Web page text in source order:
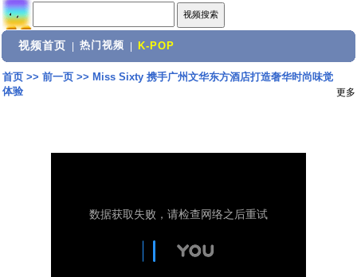
视频首页 热门视频 K-POP
首页>> 前一页>> Miss Sixty 携手广州文华东方酒店打造奢华时尚味觉
体验
更多